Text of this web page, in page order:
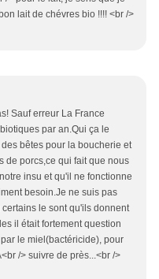
lait de chévres bio !!!! <br />
Sauf erreur La France
par an.Qui ça le
bêtes pour la boucherie et
de porcs,ce qui fait que nous
insu et qu'il ne fonctionne
besoin.Je ne suis pas
le sont qu'ils donnent
il était fortement question
le miel(bactéricide), pour
/> suivre de près...<br />